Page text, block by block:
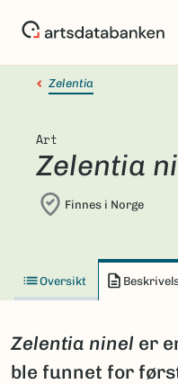
Zelentia
Art
Zelentia
Finnes i Norge
Oversikt
Zelentia ninel er
ble funnet for